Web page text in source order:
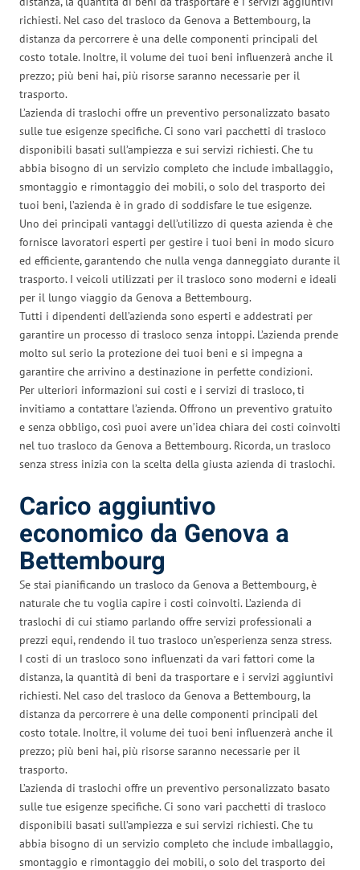
richiesti. Nel caso del trasloco da Genova a Bettembourg, la
distanza da percorrere è una delle componenti principali del
costo totale. Inoltre, il volume dei tuoi beni influenzerà anche il
prezzo; più beni hai, più risorse saranno necessarie per il
trasporto.
L’azienda di traslochi offre un preventivo personalizzato basato
sulle tue esigenze specifiche. Ci sono vari pacchetti di trasloco
disponibili basati sull’ampiezza e sui servizi richiesti. Che tu
abbia bisogno di un servizio completo che include imballaggio,
smontaggio e rimontaggio dei mobili, o solo del trasporto dei
tuoi beni, l’azienda è in grado di soddisfare le tue esigenze.
Uno dei principali vantaggi dell’utilizzo di questa azienda è che
fornisce lavoratori esperti per gestire i tuoi beni in modo sicuro
ed efficiente, garantendo che nulla venga danneggiato durante il
trasporto. I veicoli utilizzati per il trasloco sono moderni e ideali
per il lungo viaggio da Genova a Bettembourg.
Tutti i dipendenti dell’azienda sono esperti e addestrati per
garantire un processo di trasloco senza intoppi. L’azienda prende
molto sul serio la protezione dei tuoi beni e si impegna a
garantire che arrivino a destinazione in perfette condizioni.
Per ulteriori informazioni sui costi e i servizi di trasloco, ti
invitiamo a contattare l’azienda. Offrono un preventivo gratuito
e senza obbligo, così puoi avere un’idea chiara dei costi coinvolti
nel tuo trasloco da Genova a Bettembourg. Ricorda, un trasloco
senza stress inizia con la scelta della giusta azienda di traslochi.
Carico aggiuntivo
economico da Genova a
Bettembourg
Se stai pianificando un trasloco da Genova a Bettembourg, è
naturale che tu voglia capire i costi coinvolti. L’azienda di
traslochi di cui stiamo parlando offre servizi professionali a
prezzi equi, rendendo il tuo trasloco un’esperienza senza stress.
I costi di un trasloco sono influenzati da vari fattori come la
distanza, la quantità di beni da trasportare e i servizi aggiuntivi
richiesti. Nel caso del trasloco da Genova a Bettembourg, la
distanza da percorrere è una delle componenti principali del
costo totale. Inoltre, il volume dei tuoi beni influenzerà anche il
prezzo; più beni hai, più risorse saranno necessarie per il
trasporto.
L’azienda di traslochi offre un preventivo personalizzato basato
sulle tue esigenze specifiche. Ci sono vari pacchetti di trasloco
disponibili basati sull’ampiezza e sui servizi richiesti. Che tu
abbia bisogno di un servizio completo che include imballaggio,
smontaggio e rimontaggio dei mobili, o solo del trasporto dei